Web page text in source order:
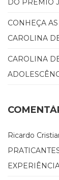
(132)
Sem
categoria
(0)
(22)
Temas
Terapia
(21)
e
RH
DO PRÊMIO
CONHEÇA
CAROLINA
CAROLINA
Ricardo